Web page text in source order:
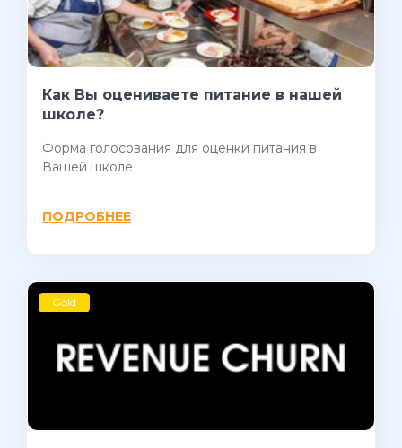
Как Вы оцениваете питание в нашей
школе?
Форма голосования для оценки питания в
Вашей школе
ПОДРОБНЕЕ
Gold